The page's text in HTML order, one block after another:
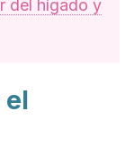
del hígado y
el